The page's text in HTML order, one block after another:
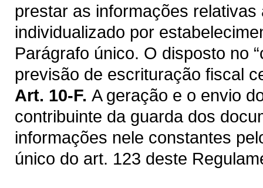
prestar as informações
individualizado por
Parágrafo único. O disposto no
previsão de escrituração fiscal
Art. 10-F. A geração e o envio
contribuinte da guarda dos
informações nele constantes
único do art. 123 deste